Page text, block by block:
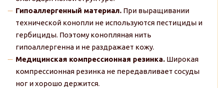
Гипоаллергенный материал. При выращивании
технической конопли не используются пестициды и
гербициды. Поэтому конопляная нить
гипоаллергенна и не раздражает кожу.
Медицинская компрессионная резинка. Широкая
компрессионная резинка не передавливает сосуды
ног и хорошо держится.